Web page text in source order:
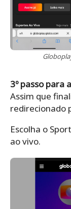
3º passo para
Assim que
redirecionado
Escolha o
ao vivo.